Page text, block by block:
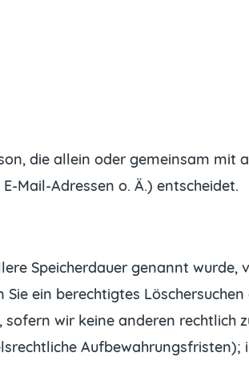
die allein oder gemeinsam mit
Mail-Adressen o. Ä.) entscheidet.
Speicherdauer genannt wurde,
ein berechtigtes
wir keine anderen rechtlich